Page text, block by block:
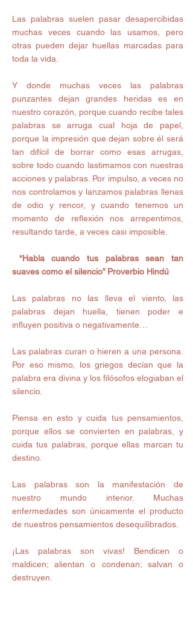
Las palabras suelen pasar desapercibidas
muchas veces cuando las usamos, pero
otras pueden dejar huellas marcadas para
toda la vida.
Y donde muchas veces las palabras
punzantes dejan grandes heridas es en
nuestro corazón, porque cuando recibe tales
palabras se arruga cual hoja de papel,
porque la impresión que dejan sobre él será
tan difícil de borrar como esas arrugas,
sobre todo cuando lastimamos con nuestras
acciones y palabras. Por impulso, a veces no
nos controlamos y lanzamos palabras llenas
de odio y rencor, y cuando tenemos un
momento de reflexión nos arrepentimos,
resultando tarde, a veces casi imposible.
suaves como el silencio” Proverbio Hindú
Las palabras no las lleva el viento, las
palabras dejan huella, tienen poder e
influyen positiva o negativamente…
Las palabras curan o hieren a una persona.
Por eso mismo, los griegos decían que la
palabra era divina y los filósofos elogiaban el
silencio.
Piensa en esto y cuida tus pensamientos,
porque ellos se convierten en palabras, y
cuida tus palabras, porque ellas marcan tu
destino.
Las palabras son la manifestación de
nuestro mundo interior. Muchas
enfermedades son únicamente el producto
de nuestros pensamientos desequilibrados.
¡Las palabras son vivas! Bendicen o
maldicen; alientan o condenan; salvan o
destruyen.